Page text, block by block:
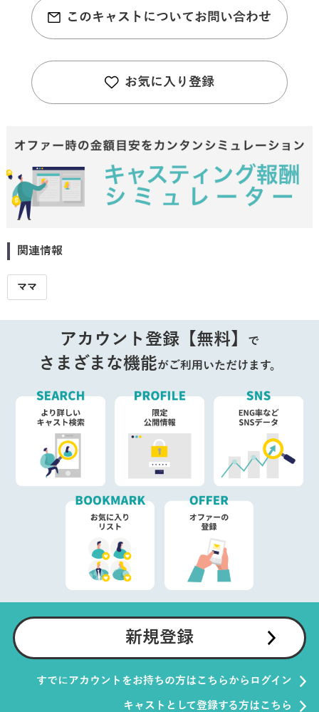
このキャストについてお問い合わせ
お気に入り登録
関連情報
ママ
アカウント登録【無料】 で
さまざまな機能がご利用いただけます。
新規登録
すでにアカウントをお持ちの方はこちらからログイン
キャストとして登録する方はこちら